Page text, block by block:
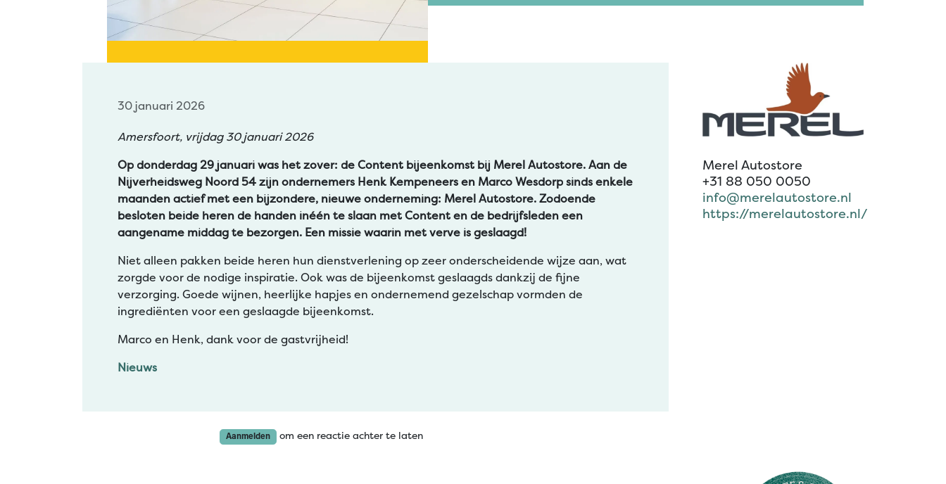
30 januari 2026
Amersfoort, vrijdag 30 januari 2026
Op donderdag 29 januari was het zover: de Content bijeenkomst bij Merel Autostore. Aan de
Nijverheidsweg Noord 54 zijn ondernemers Henk Kempeneers en Marco Wesdorp sinds enkele
maanden actief met een bijzondere, nieuwe onderneming: Merel Autostore. Zodoende
besloten beide heren de handen inéén te slaan met Content en de bedrijfsleden een
aangename middag te bezorgen. Een missie waarin met verve is geslaagd!
Niet alleen pakken beide heren hun dienstverlening op zeer onderscheidende wijze aan, wat
zorgde voor de nodige inspiratie. Ook was de bijeenkomst geslaagds dankzij de fijne
verzorging. Goede wijnen, heerlijke hapjes en ondernemend gezelschap vormden de
ingrediënten voor een geslaagde bijeenkomst.
Marco en Henk, dank voor de gastvrijheid!
Nieuws
Merel Autostore
+31 88 050 0050
info@merelautostore.nl
https://merelautostore.nl/
Aanmelden om een reactie achter te laten